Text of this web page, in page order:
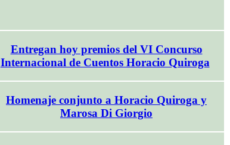
Entregan hoy premios del VI Concurso
Internacional de Cuentos Horacio Quiroga
Homenaje conjunto a Horacio Quiroga y
Marosa Di Giorgio